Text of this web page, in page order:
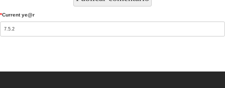
Current ye@r
*